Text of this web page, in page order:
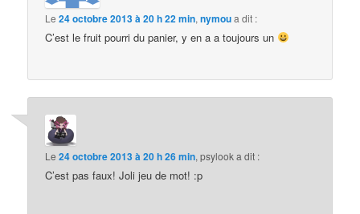
Le24 octobre 2013 à 20 h 22 min,nymoua dit :
C’est le fruit pourri du panier, y en a a toujours un
Le24 octobre 2013 à 20 h 26 min,psylooka dit :
C’est pas faux! Joli jeu de mot! :p